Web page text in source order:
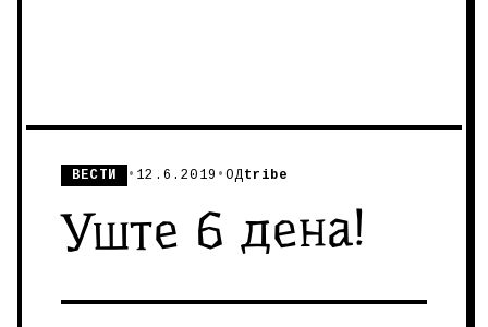
ВЕСТИ • 12.6.2019 •ОДtribe
Уште 6 дена!